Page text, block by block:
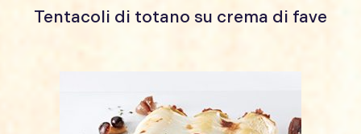
Tentacoli di totano su crema di fave